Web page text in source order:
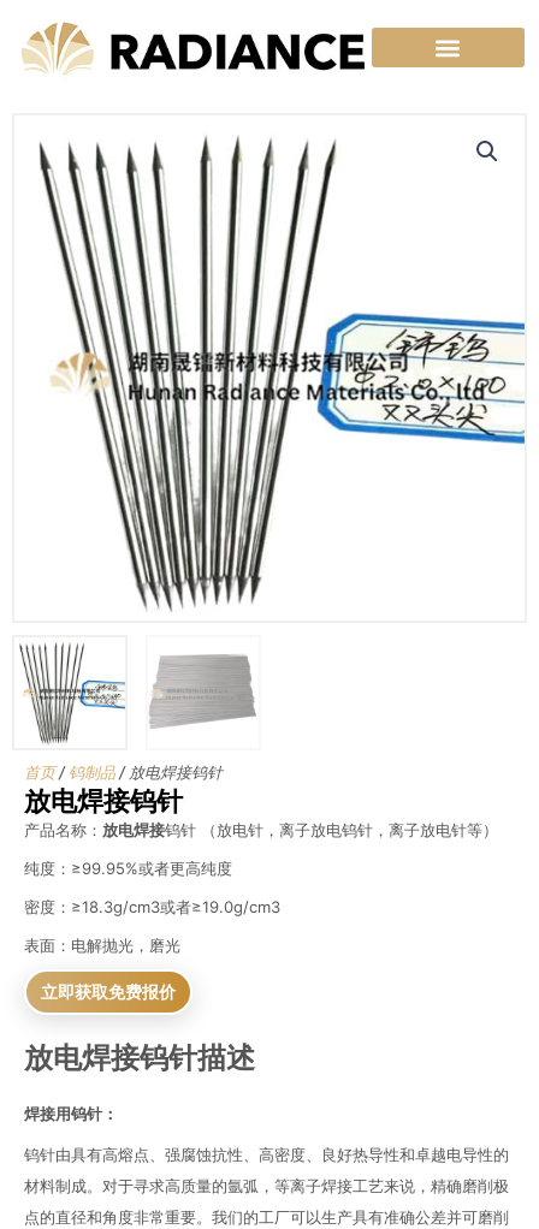
首页/钨制品/ 放电焊接钨针
放电焊接钨针
产品名称： 放电焊接钨针 （放电针，离子放电钨针，离子放电针等）
纯度：≥99.95%或者更高纯度
密度：≥18.3g/cm3或者≥19.0g/cm3
表面：电解抛光，磨光
立即获取免费报价
放电焊接钨针描述
焊接用钨针：
钨针由具有高熔点、强腐蚀抗性、高密度、良好热导性和卓越电导性的
材料制成。对于寻求高质量的氩弧，等离子焊接工艺来说，精确磨削极
点的直径和角度非常重要。我们的工厂可以生产具有准确公差并可磨削